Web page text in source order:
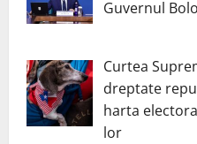
Guvernul
Curtea
dreptate
harta
lor